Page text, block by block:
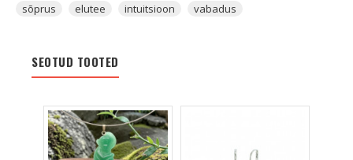
sõprus
elutee intuitsioon vabadus
SEOTUD TOOTED